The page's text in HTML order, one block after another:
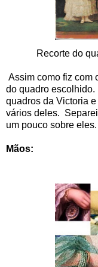
Recorte do
Assim como fiz com
do quadro
quadros da Victoria
vários deles.
um pouco sobre eles.
Mãos: